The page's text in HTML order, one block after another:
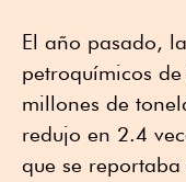
El año pasado,
petroquímicos
millones de
redujo en 2.4
que se